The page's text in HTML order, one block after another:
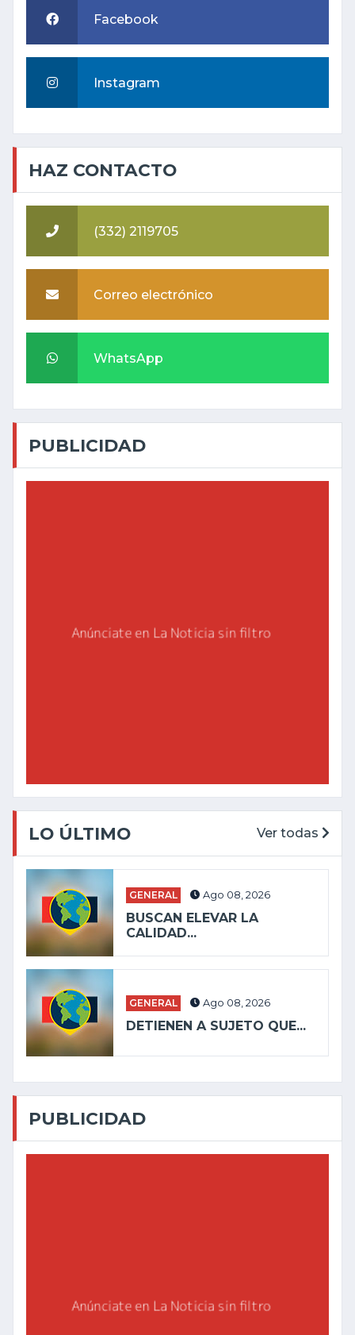
Facebook
Instagram
HAZ CONTACTO
(332) 2119705
Correo electrónico
WhatsApp
PUBLICIDAD
LO ÚLTIMO Ver todas
GENERAL Ago 08, 2026
BUSCAN ELEVAR LA
CALIDAD...
GENERAL Ago 08, 2026
DETIENEN A SUJETO QUE...
PUBLICIDAD